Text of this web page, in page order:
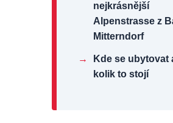
nejkrásnější
Alpenstrasse z
Mitterndorf
→
Kde se ubytovat
kolik to stojí